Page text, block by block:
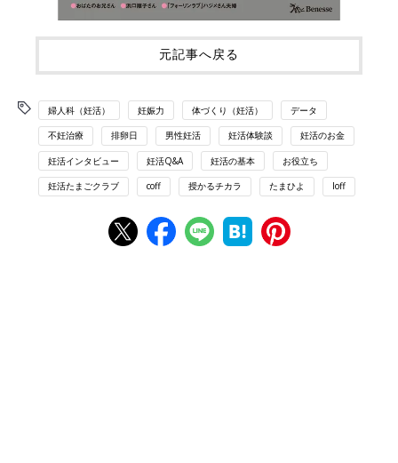
元記事へ戻る
婦人科（妊活） 妊娠力 体づくり（妊活） データ
不妊治療 排卵日 男性妊活 妊活体験談 妊活のお金
妊活インタビュー 妊活Q&A 妊活の基本 お役立ち
妊活たまごクラブ coff 授かるチカラ たまひよ loff